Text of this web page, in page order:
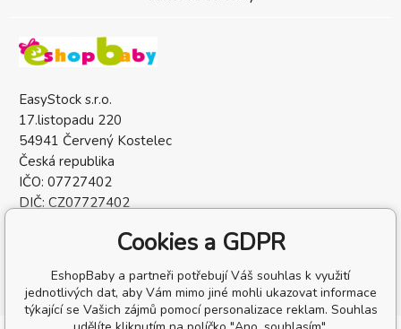
EasyStock s.r.o.
17.listopadu 220
54941 Červený Kostelec
Česká republika
IČO: 07727402
DIČ: CZ07727402
Cookies a GDPR
EshopBaby a partneři potřebují Váš souhlas k využití
jednotlivých dat, aby Vám mimo jiné mohli ukazovat informace
týkající se Vašich zájmů pomocí personalizace reklam. Souhlas